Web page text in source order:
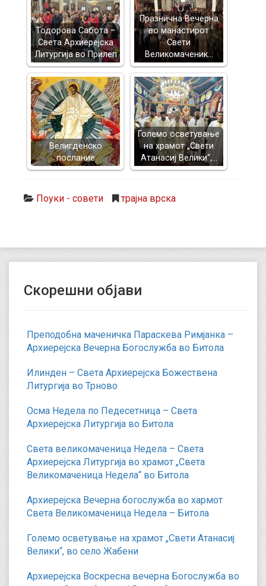
Тодорова Сабота –
Света Архиерејска
Литургија во Прилеп
Празнична Вечерна
во манастирот
Свети
Великомаченик…
Велигденско
послание
Големо осветување
на храмот „Свети
Атанасиј Велики“,…
Поуки - совети трајна врска
Скорешни објави
Преподобна маченичка Параскева Римјанка –
Архиерејска Вечерна Богослужба во Битола
Илинден – Света Архиерејска Божествена
Литургија во Трново
Осма Недела по Педесетница – Света
Архиерејска Литургија во Битола
Света великомаченица Недела – Света
Архиерејска Литургија во храмот „Света
Великомаченица Недела“ во Битола
Архиерејска Вечерна богослужба во хармот
Света Великомаченица Недела – Битола
Големо осветување на храмот „Свети Атанасиј
Велики“, во село Жабени
Архиерејска Воскресна вечерна Богослужба во